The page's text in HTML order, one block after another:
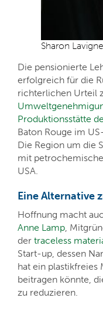
Sharon
Die pensionierte
erfolgreich für die
richterlichen Urteil
Produktionsstätte
Baton Rouge im
Die Region um die
mit
USA.
Eine Alternative
Hoffnung macht
Anne Lamp,
der traceless
Start-up, dessen
hat ein plastikfreies
beitragen könnte,
zu reduzieren.